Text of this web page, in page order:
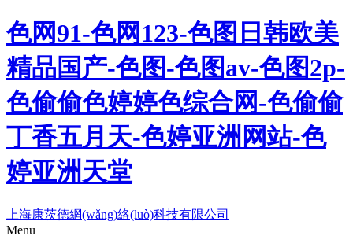
色网91-色网123-色图日韩欧美
精品国产-色图-色图av-色图2p-
色偷偷色婷婷色综合网-色偷偷
丁香五月天-色婷亚洲网站-色
婷亚洲天堂
上海康茨德網(wǎng)絡(luò)科技有限公司
Menu